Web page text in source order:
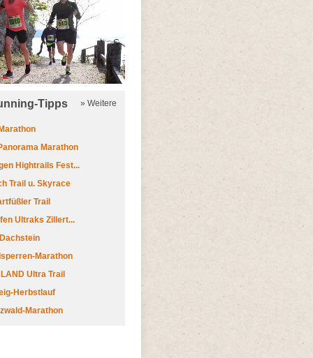
Tipps » Weitere
Marathon
Hightrails Fest...
Trail u. Skyrace
Trail
Ultraks Zillert...
Marathon
Ultra Trail
Herbstlauf
Marathon